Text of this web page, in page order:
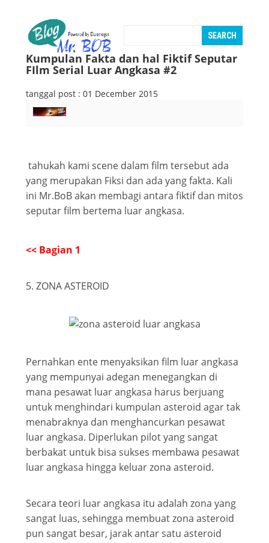
Kumpulan Fakta dan hal Fiktif Seputar
FIlm Serial Luar Angkasa #2
tanggal post : 01 December 2015
tahukah kami scene dalam film tersebut ada
yang merupakan Fiksi dan ada yang fakta. Kali
ini Mr.BoB akan membagi antara fiktif dan mitos
seputar film bertema luar angkasa.
<< Bagian 1
5. ZONA ASTEROID
Pernahkan ente menyaksikan film luar angkasa
yang mempunyai adegan menegangkan di
mana pesawat luar angkasa harus berjuang
untuk menghindari kumpulan asteroid agar tak
menabraknya dan menghancurkan pesawat
luar angkasa. Diperlukan pilot yang sangat
berbakat untuk bisa sukses membawa pesawat
luar angkasa hingga keluar zona asteroid.
Secara teori luar angkasa itu adalah zona yang
sangat luas, sehingga membuat zona asteroid
pun sangat besar, jarak antar satu asteroid